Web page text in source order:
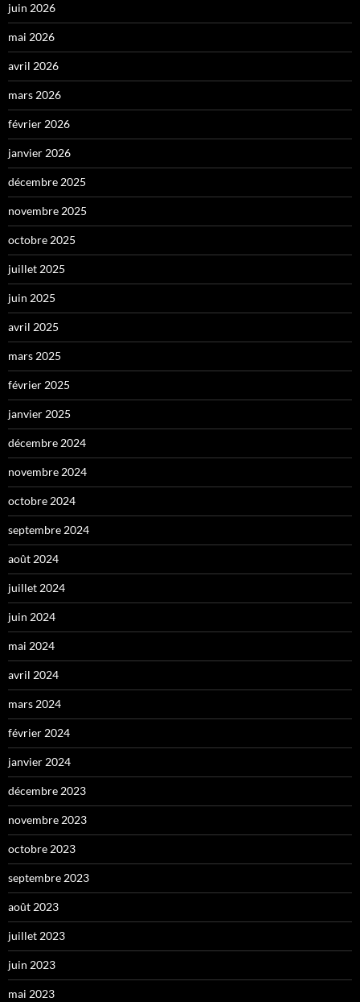
juin 2026
mai 2026
avril 2026
mars 2026
février 2026
janvier 2026
décembre 2025
novembre 2025
octobre 2025
juillet 2025
juin 2025
avril 2025
mars 2025
février 2025
janvier 2025
décembre 2024
novembre 2024
octobre 2024
septembre 2024
août 2024
juillet 2024
juin 2024
mai 2024
avril 2024
mars 2024
février 2024
janvier 2024
décembre 2023
novembre 2023
octobre 2023
septembre 2023
août 2023
juillet 2023
juin 2023
mai 2023